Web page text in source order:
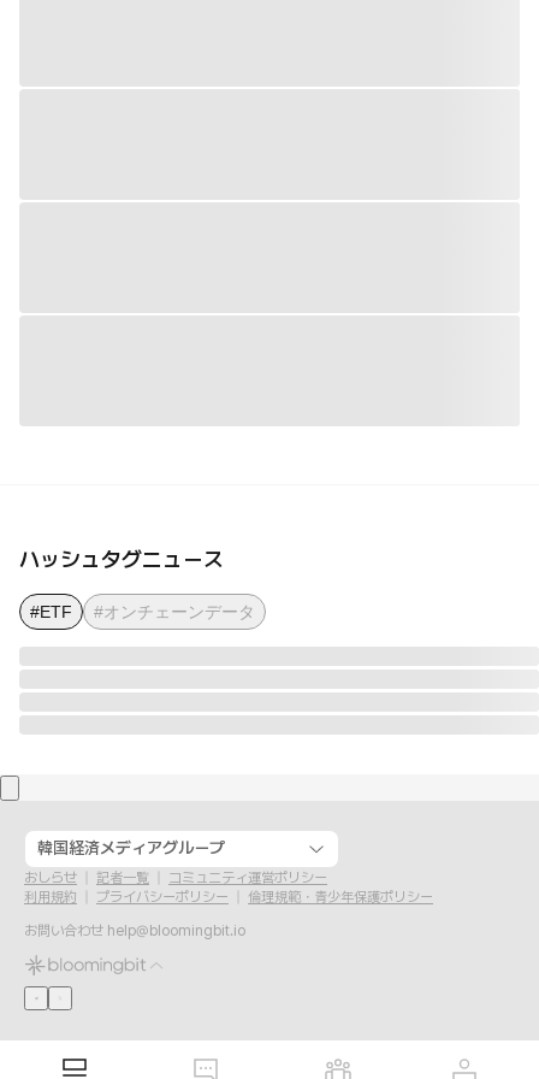
ハッシュタグニュース
#ETF #オンチェーンデータ
韓国経済メディアグループ
おしらせ 記者一覧
コミュニティ運営ポリシー
利用規約
プライバシーポリシー
倫理規範・青少年保護ポリシー
お問い合わせ help@bloomingbit.io